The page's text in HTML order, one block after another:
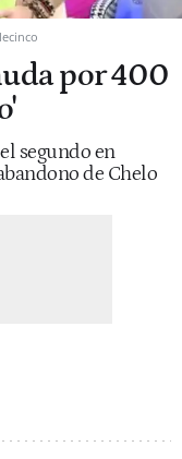
por 400
segundo en
de Chelo